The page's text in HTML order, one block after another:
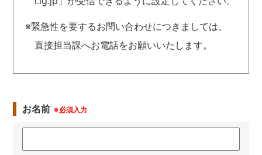
※緊急性を要するお問い合わせにつきましては、
直接担当課へお電話をお願いいたします。
お名前 ※必須入力